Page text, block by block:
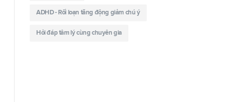
ADHD - Rối loạn tăng động giảm chú ý
Hỏi đáp tâm lý cùng chuyên gia